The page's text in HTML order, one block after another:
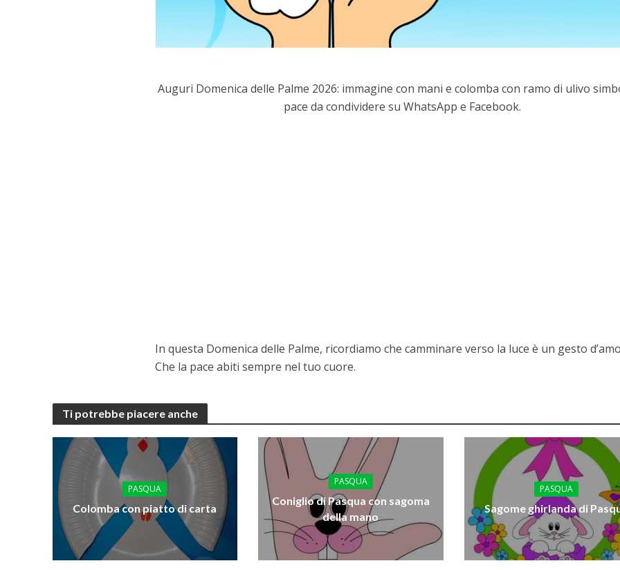
Auguri Domenica delle Palme 2026: immagine con mani e colomba con ramo di ulivo
pace da condividere su WhatsApp e Facebook.
In questa Domenica delle Palme, ricordiamo che camminare verso la luce è un gesto
Che la pace abiti sempre nel tuo cuore.
Ti potrebbe piacere anche
PASQUA
Colomba con piatto di carta
PASQUA
Coniglio di Pasqua con sagoma
della mano
PASQUA
Sagome ghirlanda di